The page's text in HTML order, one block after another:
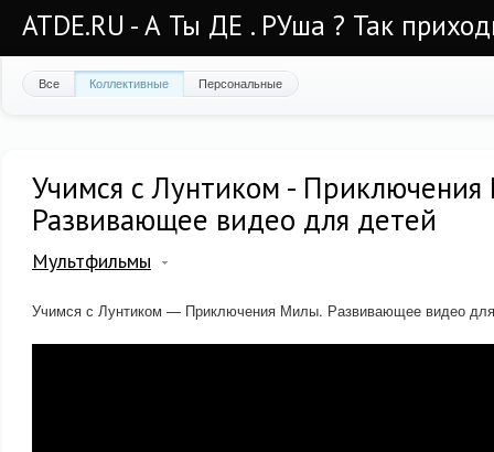
ATDE.RU - А Ты ДЕ . РУша ? Так
Все Коллективные Персональные
Учимся с Лунтиком -
Развивающее видео для детей
Мультфильмы
Учимся с Лунтиком — Приключения Милы. Развивающее видео